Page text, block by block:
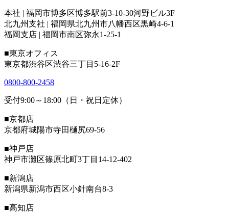
本社 | 福岡市博多区博多駅前3-10-30河野ビル3F
北九州支社 | 福岡県北九州市八幡西区黒崎4-6-1
福岡支店 | 福岡市南区弥永1-25-1
■東京オフィス
東京都渋谷区渋谷三丁目5-16-2F
0800-800-2458
受付9:00～18:00（日・祝日定休）
■京都店
京都府城陽市寺田樋尻69-56
■神戸店
神戸市灘区篠原北町3丁目14-12-402
■新潟店
新潟県新潟市西区小針南台8-3
■高知店